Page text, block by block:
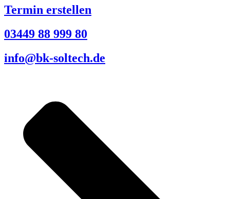
Termin erstellen
03449 88 999 80
info@bk-soltech.de